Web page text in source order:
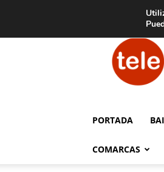
Aviso
PORTADA
COMARCAS